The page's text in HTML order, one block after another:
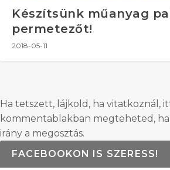
Készítsünk műanyag
permetezőt!
2018-05-11
Ha tetszett, lájkold, ha vitatkoznál,
kommentablakban megteheted,
irány a megosztás.
FACEBOOKON IS SZERESS!